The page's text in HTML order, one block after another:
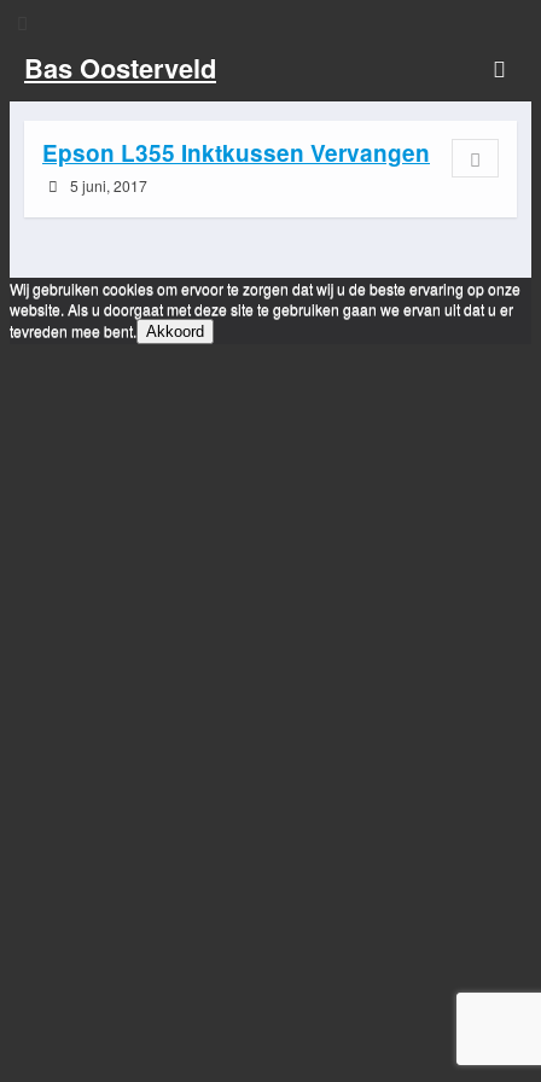
Bas Oosterveld
Epson L355 Inktkussen Vervangen
5 juni, 2017
Wij gebruiken cookies om ervoor te zorgen dat wij u de beste ervaring op onze
website. Als u doorgaat met deze site te gebruiken gaan we ervan uit dat u er
tevreden mee bent. Akkoord